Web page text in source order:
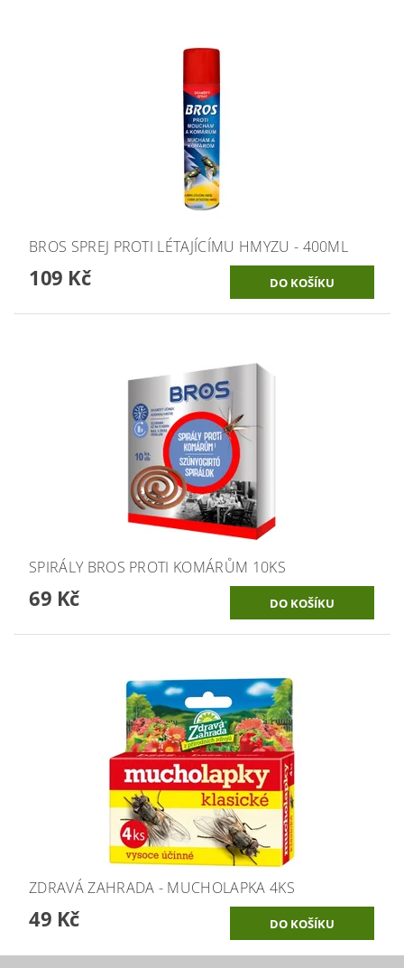
BROS SPREJ PROTI LÉTAJÍCÍMU HMYZU - 400ML
109 Kč
SPIRÁLY BROS PROTI KOMÁRŮM 10KS
69 Kč
ZDRAVÁ ZAHRADA - MUCHOLAPKA 4KS
49 Kč